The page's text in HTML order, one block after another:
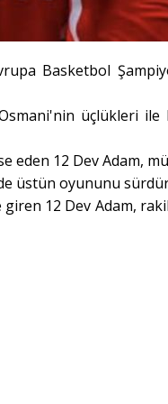
Basketbol
üçlükleri
eden 12 Dev Adam,
üstün oyununu
12 Dev Adam,